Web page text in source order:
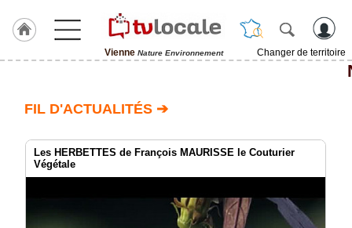
Vienne Nature Environnement
Changer de territoire
Vienne
TvLocale
FIL D'ACTUALITÉS ➔
Les HERBETTES de François MAURISSE le Couturier
Végétale